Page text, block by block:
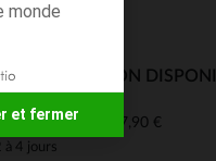
monde
et fermer
vos Options
DE LIVRAISON
domicile 7,90 €
à 4 jours